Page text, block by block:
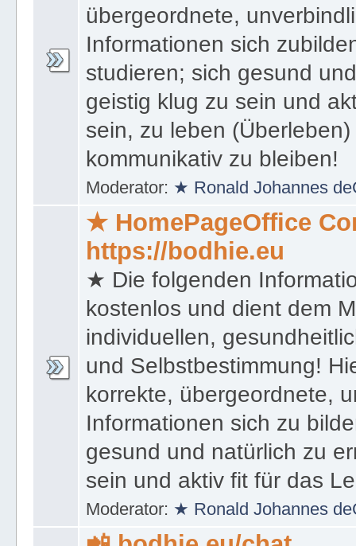
übergeordnete,
Informationen sich
studieren; sich gesund
geistig klug zu sein und
sein, zu leben
kommunikativ zu bleiben!
Moderator: ★ Ronald Johannes
★ HomePageOffice
https://bodhie.eu
★ Die folgenden
kostenlos und dient dem
individuellen,
und Selbstbestimmung!
korrekte, übergeordnete,
Informationen sich zu
gesund und natürlich zu
sein und aktiv fit für das
Moderator: ★ Ronald Johannes